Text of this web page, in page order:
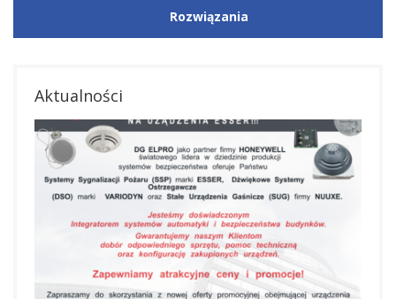
Rozwiązania
Aktualności